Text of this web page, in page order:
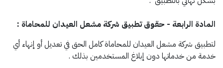
المادة الرابعة - حقوق تطبيق شركة مشعل العيدان للمحاماة :
لتطبيق شركة مشعل العيدان للمحاماة كامل الحق في تعديل أو إنهاء أي
خدمة من خدماتها دون إبلاغ المستخدمين بذلك .